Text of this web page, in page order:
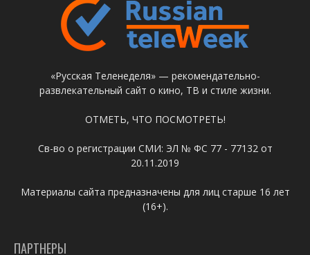
«Русская Теленеделя» — рекомендательно-
развлекательный сайт о кино, ТВ и стиле жизни.
ОТМЕТЬ, ЧТО ПОСМОТРЕТЬ!
Св-во о регистрации СМИ: ЭЛ № ФС 77 - 77132 от
20.11.2019
Материалы сайта предназначены для лиц старше 16 лет
(16+).
ПАРТНЕРЫ